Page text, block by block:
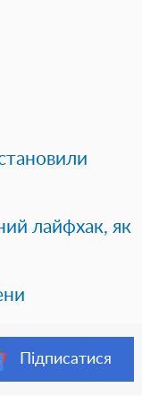
лайфхак, як
Підписатися